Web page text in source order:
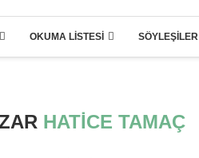
OKUMA LISTESI SÖYLEŞILER
HATICE TAMAÇ